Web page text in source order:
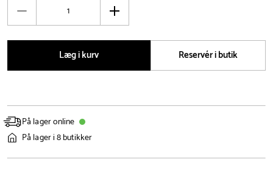
Øg
Læg i kurv
Reservér i butik
På lager online
På lager i 8 butikker